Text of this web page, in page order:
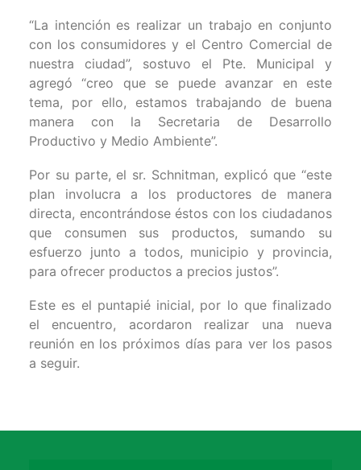
“La intención es realizar un trabajo en conjunto
con los consumidores y el Centro Comercial de
nuestra ciudad”, sostuvo el Pte. Municipal y
agregó “creo que se puede avanzar en este
tema, por ello, estamos trabajando de buena
manera con la Secretaria de Desarrollo
Productivo y Medio Ambiente”.
Por su parte, el sr. Schnitman, explicó que “este
plan involucra a los productores de manera
directa, encontrándose éstos con los ciudadanos
que consumen sus productos, sumando su
esfuerzo junto a todos, municipio y provincia,
para ofrecer productos a precios justos”.
Este es el puntapié inicial, por lo que finalizado
el encuentro, acordaron realizar una nueva
reunión en los próximos días para ver los pasos
a seguir.